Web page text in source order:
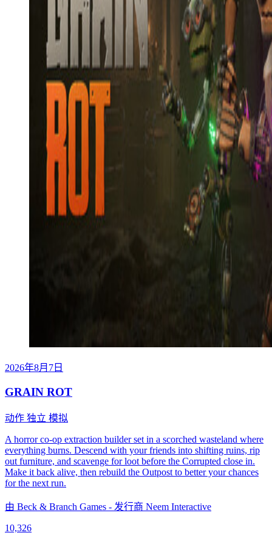
2026年8月7日
GRAIN ROT
动作 独立 模拟
A horror co-op extraction builder set in a scorched wasteland where
everything burns. Descend with your friends into shifting ruins, rip
out furniture, and scavenge for loot before the Corrupted close in.
Make it back alive, then rebuild the Outpost to better your chances
for the next run.
由 Beck & Branch Games - 发行商 Neem Interactive
10,326